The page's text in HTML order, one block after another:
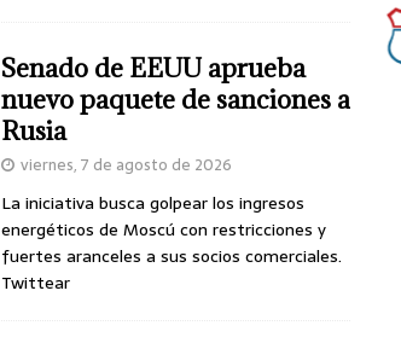
Senado de EEUU aprueba
nuevo paquete de sanciones a
Rusia
viernes, 7 de agosto de 2026
La iniciativa busca golpear los ingresos
energéticos de Moscú con restricciones y
fuertes aranceles a sus socios comerciales.
Twittear